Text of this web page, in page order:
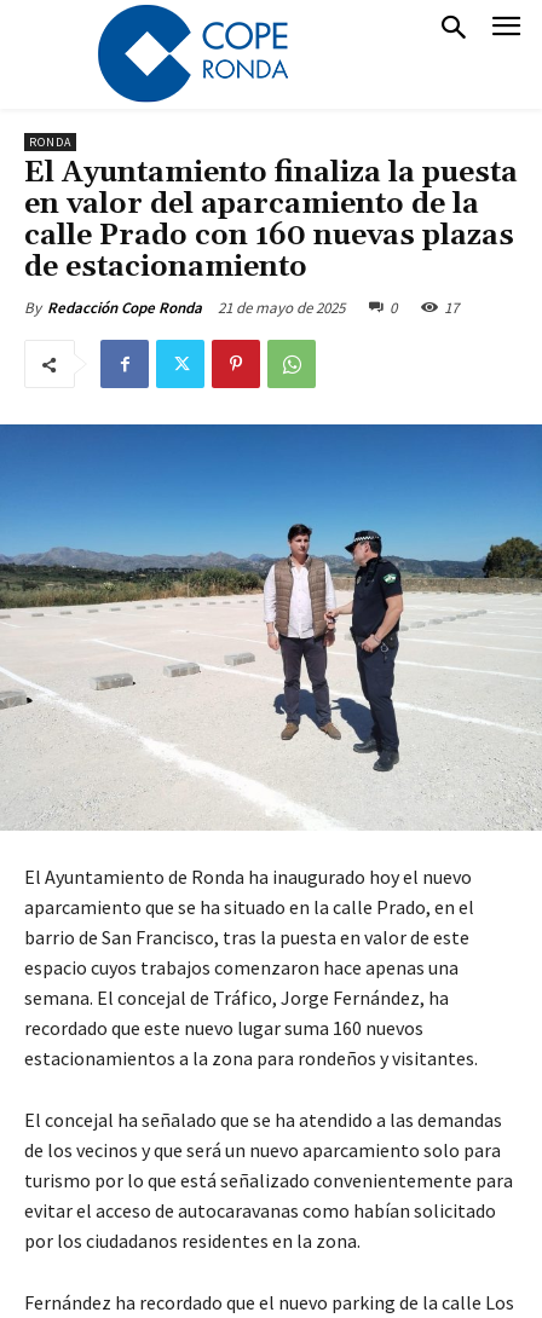
RONDA
El Ayuntamiento finaliza la puesta
en valor del aparcamiento de la
calle Prado con 160 nuevas plazas
de estacionamiento
By Redacción Cope Ronda 21 de mayo de 2025 0 17
El Ayuntamiento de Ronda ha inaugurado hoy el nuevo
aparcamiento que se ha situado en la calle Prado, en el
barrio de San Francisco, tras la puesta en valor de este
espacio cuyos trabajos comenzaron hace apenas una
semana. El concejal de Tráfico, Jorge Fernández, ha
recordado que este nuevo lugar suma 160 nuevos
estacionamientos a la zona para rondeños y visitantes.
El concejal ha señalado que se ha atendido a las demandas
de los vecinos y que será un nuevo aparcamiento solo para
turismo por lo que está señalizado convenientemente para
evitar el acceso de autocaravanas como habían solicitado
por los ciudadanos residentes en la zona.
Fernández ha recordado que el nuevo parking de la calle Los